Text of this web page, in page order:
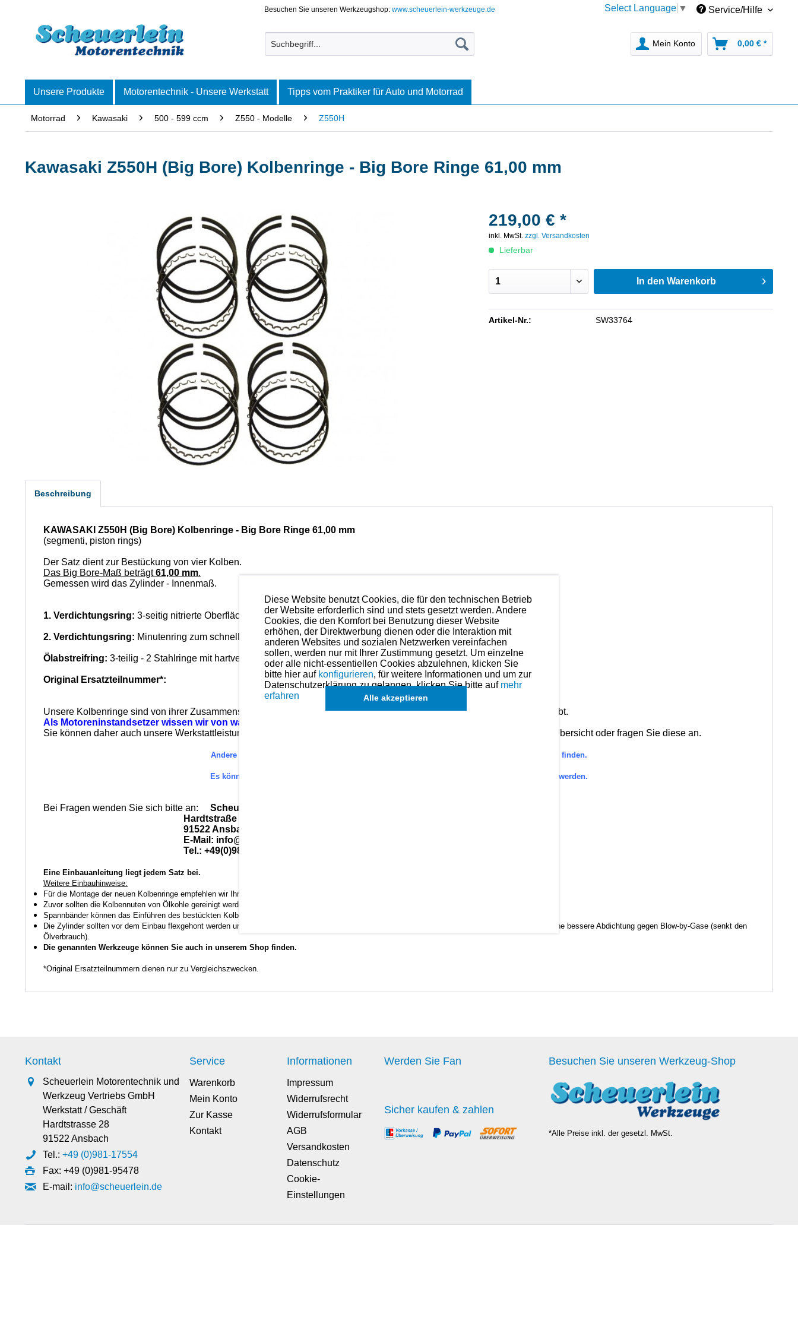
Besuchen Sie unseren Werkzeugshop:www.scheuerlein-werkzeuge.de Select Language ▼ Service/Hilfe
Mein Konto 0,00 € *
Unsere Produkte Motorentechnik - Unsere Werkstatt Tipps vom Praktiker für Auto und Motorrad
Motorrad Kawasaki 500 - 599 ccm Z550 - Modelle Z550H
Kawasaki Z550H (Big Bore) Kolbenringe - Big Bore Ringe 61,00 mm
219,00 € *
inkl. MwSt.zzgl. Versandkosten
Lieferbar
In den Warenkorb
Artikel-Nr.: SW33764
Beschreibung
KAWASAKI Z550H (Big Bore) Kolbenringe - Big Bore Ringe 61,00 mm
(segmenti, piston rings)
Der Satz dient zur Bestückung von vier Kolben.
Das Big Bore-Maß beträgt61,00 mm.
Gemessen wird das Zylinder - Innenmaß.
1. Verdichtungsring: 3-seitig nitrierte Oberfläche und ballige Hartchromschicht
2. Verdichtungsring: Minutenring zum schnellen Einlaufen bzw. Anpassen des Rings
Ölabstreifring: 3-teilig - 2 Stahlringe mit hartverchromter Lauffläche - 1 Spannring
Original Ersatzteilnummer*:
Unsere Kolbenringe sind von ihrer Zusammenstellung und der Qualität mit das technisch Beste, was es aktuell am Markt gibt.
Als Motoreninstandsetzer wissen wir von was wir sprechen.
Sie können daher auch unsere Werkstattleistungen in Anspruch nehmen. Preise hierzu finden Sie links in der Kategorien-Übersicht oder fragen Sie diese an.
Andere Ersatzteile für dieses Modell sind (falls vorhanden) in der übergeordneten Kategorie zu finden.
Es können auch angefragt werden.
Bei Fragen wenden Sie sich bitte an: Scheuerlein Motorentechnik
Hardtstraße 28
91522 Ansbach
E-Mail: info@scheuerlein.de
Tel.: +49(0)981-17554
Eine Einbauanleitung liegt jedem Satz bei.
Weitere Einbauhinweise:
Für die Montage der neuen Kolbenringe empfehlen wir Ihnen eine Kolbenringzange zu verwenden.
Zuvor sollten die Kolbennuten von Ölkohle gereinigt werden auch hierfür gibt es ein Werkzeug.
Spannbänder können das Einführen des bestückten Kolbens in den Zylinder erleichtern.
Die Zylinder sollten vor dem Einbau flexgehont werden um den Kreuzschliff wieder einzubringen. Dies ermöglicht eine bessere Ölhaftung und somit eine bessere Abdichtung gegen Blow-by-Gase (senkt den
Ölverbrauch).
Die genannten Werkzeuge können Sie auch in unserem Shop finden.
*Original Ersatzteilnummern dienen nur zu Vergleichszwecken.
Kontakt
Scheuerlein Motorentechnik und
Werkzeug Vertriebs GmbH
Werkstatt / Geschäft
Hardtstrasse 28
91522 Ansbach
Tel.: +49 (0)981-17554
Fax: +49 (0)981-95478
E-mail: info@scheuerlein.de
Service
Warenkorb
Mein Konto
Zur Kasse
Kontakt
Informationen
Impressum
Widerrufsrecht
Widerrufsformular
AGB
Versandkosten
Datenschutz
Cookie-
Einstellungen
Werden Sie Fan
Sicher kaufen & zahlen
Besuchen Sie unseren Werkzeug-Shop
*Alle Preise inkl. der gesetzl. MwSt.
Diese Website benutzt Cookies, die für den technischen Betrieb
der Website erforderlich sind und stets gesetzt werden. Andere
Cookies, die den Komfort bei Benutzung dieser Website
erhöhen, der Direktwerbung dienen oder die Interaktion mit
anderen Websites und sozialen Netzwerken vereinfachen
sollen, werden nur mit Ihrer Zustimmung gesetzt. Um einzelne
oder alle nicht-essentiellen Cookies abzulehnen, klicken Sie
bitte hier auf konfigurieren, für weitere Informationen und um zur
Datenschutzerklärung zu gelangen, klicken Sie bitte auf mehr
erfahren
Alle akzeptieren